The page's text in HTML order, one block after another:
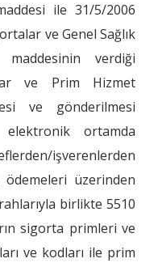
ile 31/5/2006
ve Genel Sağlık
verdiği
ve Prim Hizmet
ve gönderilmesi
elektronik ortamda
işverenlerden
üzerinden
birlikte 5510
sigorta primleri ve
ve kodları ile prim